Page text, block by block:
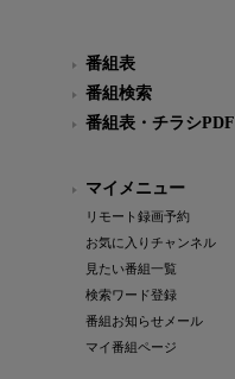
番組表
番組検索
番組表・チラシPDF
マイメニュー
リモート録画予約
お気に入りチャンネル
見たい番組一覧
検索ワード登録
番組お知らせメール
マイ番組ページ